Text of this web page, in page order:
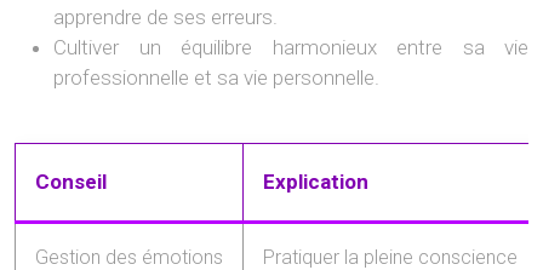
apprendre de ses erreurs.
Cultiver un équilibre harmonieux entre sa vie
professionnelle et sa vie personnelle.
Conseil Explication
Gestion des émotions Pratiquer la pleine conscience